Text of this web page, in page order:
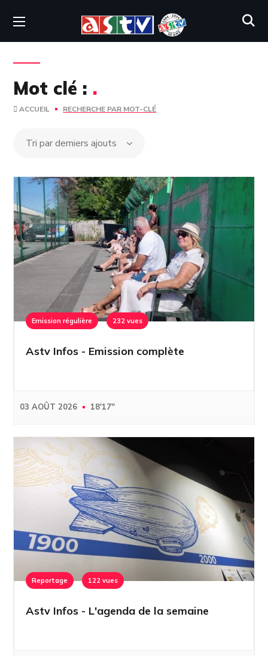
Mot clé : .
ACCUEIL RECHERCHE PAR MOT-CLÉ
Emission régulière 232 vues
Astv Infos - Emission complète
03 AOÛT 2026 18'17''
Reportage 122 vues
Astv Infos - L'agenda de la semaine